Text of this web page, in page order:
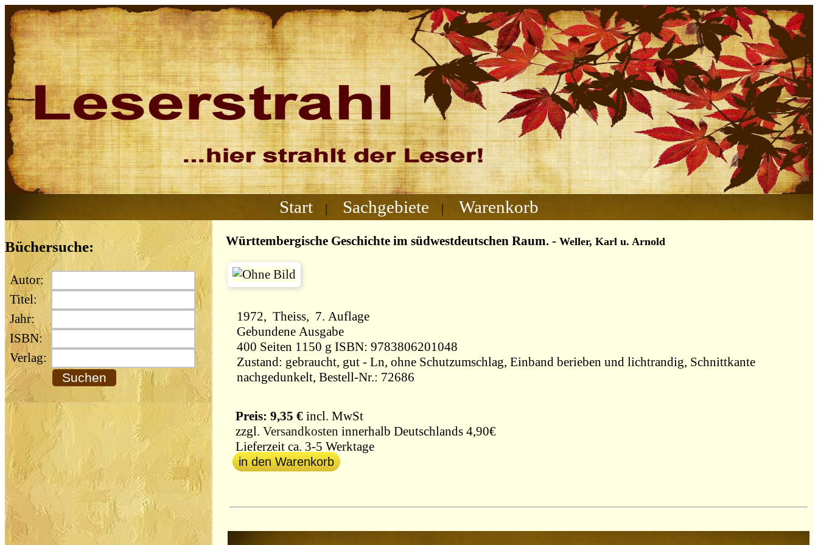
Start | Sachgebiete | Warenkorb
Büchersuche:
Autor:
Titel:
Jahr:
ISBN:
Verlag:
Württembergische Geschichte im südwestdeutschen Raum.- Weller, Karl u. Arnold
1972, Theiss, 7. Auflage
Gebundene Ausgabe
400 Seiten 1150 g ISBN: 9783806201048
Zustand: gebraucht, gut - Ln, ohne Schutzumschlag, Einband berieben und lichtrandig, Schnittkante
nachgedunkelt, Bestell-Nr.: 72686
Preis: 9,35 €incl. MwSt
zzgl. Versandkosten innerhalb Deutschlands 4,90€
Lieferzeit ca. 3-5 Werktage
in den Warenkorb